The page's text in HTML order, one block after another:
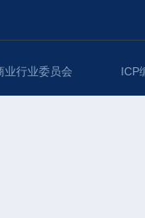
业行业委员会 ICP